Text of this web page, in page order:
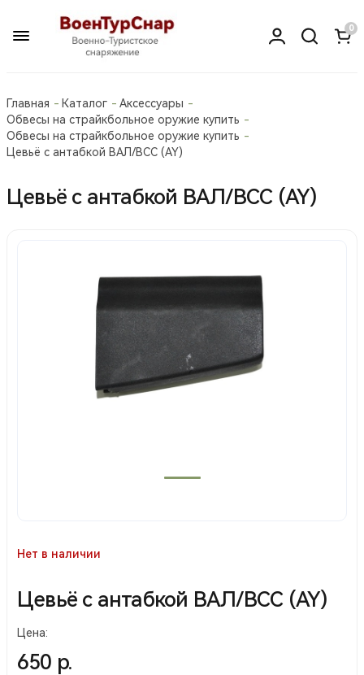
0
Главная Каталог
Аксессуары
Обвесы на страйкбольное оружие купить
Обвесы на страйкбольное оружие купить
Цевьё с антабкой ВАЛ/ВСС (AY)
Цевьё с антабкой ВАЛ/ВСС (AY)
Нет в наличии
Цевьё с антабкой ВАЛ/ВСС (AY)
Цена:
650 р.